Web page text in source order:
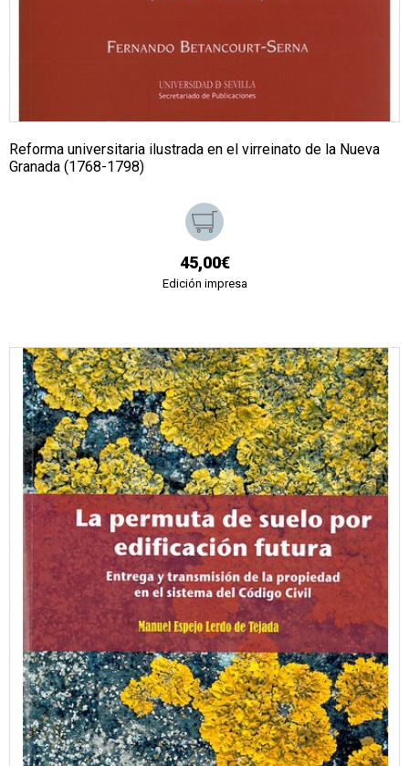
Reforma universitaria ilustrada en el virreinato de la Nueva
Granada (1768-1798)
45,00€
Edición impresa